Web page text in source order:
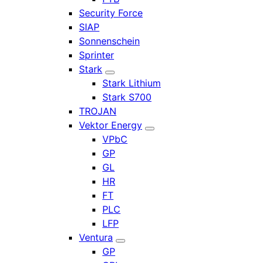
Security Force
SIAP
Sonnenschein
Sprinter
Stark
Stark Lithium
Stark S700
TROJAN
Vektor Energy
VPbC
GP
GL
HR
FT
PLC
LFP
Ventura
GP